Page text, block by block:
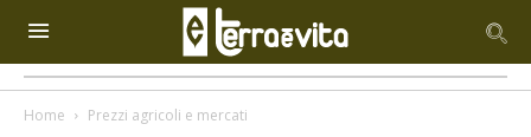
Home Prezzi agricoli e mercati